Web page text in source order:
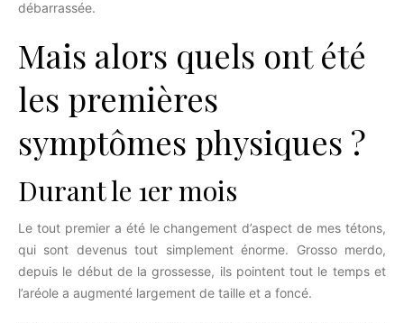
débarrassée.
Mais alors quels ont été
les premières
symptômes physiques ?
Durant le 1er mois
Le tout premier a été le changement d’aspect de mes tétons,
qui sont devenus tout simplement énorme. Grosso merdo,
depuis le début de la grossesse, ils pointent tout le temps et
l’aréole a augmenté largement de taille et a foncé.